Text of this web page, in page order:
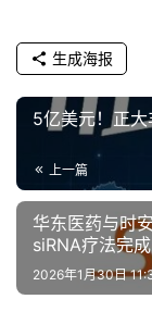
生成海报
5亿美元！正
上一篇
华东医药与时
siRNA疗法完
精准治疗新阶
2026年1月30日